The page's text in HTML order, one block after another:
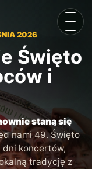
2026
Święto
i
staną się
nami 49. Święto
dni koncertów,
tradycję z